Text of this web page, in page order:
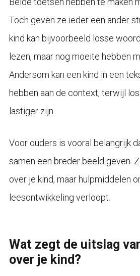
Toch geven ze ieder een ander
kind kan bijvoorbeeld losse
lezen, maar nog moeite hebben
Andersom kan een kind in een
hebben aan de context, terwijl
lastiger zijn.
Voor ouders is vooral belangrijk
samen een breder beeld geven.
over je kind, maar hulpmiddelen
leesontwikkeling verloopt.
Wat zegt de uitslag
over je kind?